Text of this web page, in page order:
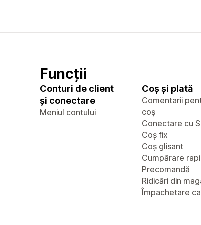
Funcții
Conturi de client
și conectare
Meniul contului
Coș și plată
Comentarii
coș
Conectare cu
Coș fix
Coș glisant
Cumpărare
Precomandă
Ridicări din
Împachetare